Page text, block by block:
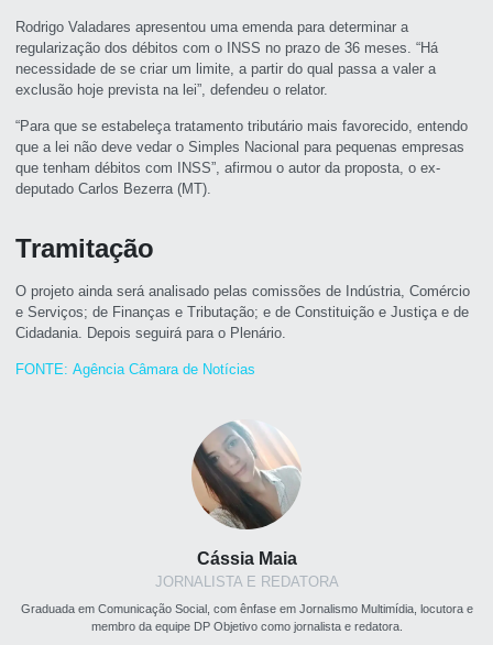
Cássia Maia
JORNALISTA E REDATORA
Graduada em Comunicação Social, com ênfase em Jornalismo Multimídia, locutora e
membro da equipe DP Objetivo como jornalista e redatora.
Rodrigo Valadares apresentou umaemenda para determinar a
regularização dos débitos com o INSS no prazo de 36 meses. “Há
necessidade de se criar um limite, a partir do qual passa a valer a
exclusão hoje prevista na lei”, defendeu o relator.
“Para que se estabeleça tratamento tributário mais favorecido, entendo
que a lei não deve vedar o Simples Nacional para pequenas empresas
que tenham débitos com INSS”, afirmou o autor da proposta, o ex-
deputado Carlos Bezerra (MT).
Tramitação
O projeto ainda será analisado pelas comissões de Indústria, Comércio
e Serviços; de Finanças e Tributação; e de Constituição e Justiça e de
Cidadania. Depois seguirá para o Plenário.
FONTE: Agência Câmara de Notícias